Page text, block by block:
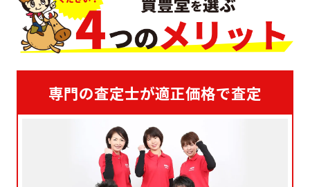
専門の査定士が適正価格で査定